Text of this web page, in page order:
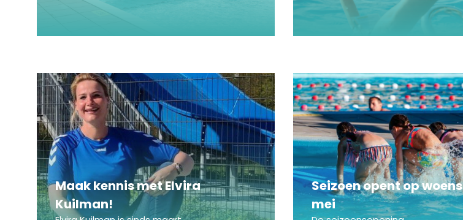
Maak kennis met Elvira
Kuilman!
Seizoen opent op
mei